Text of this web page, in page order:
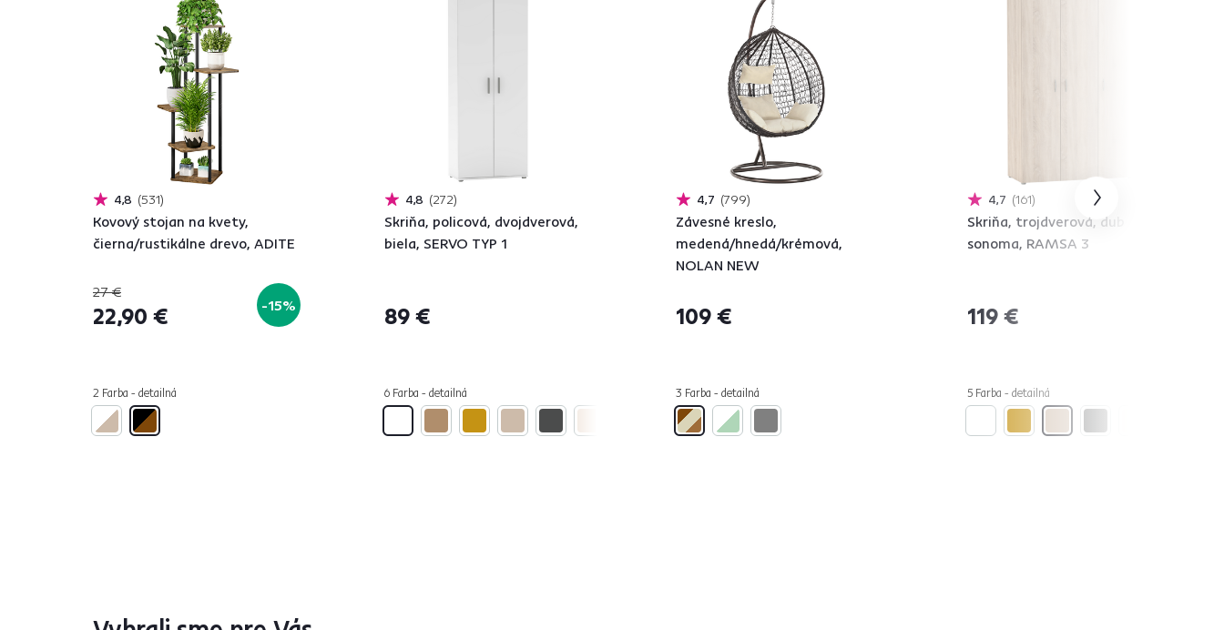
4,8 531
Kovový stojan na kvety,
čierna/rustikálne drevo, ADITE
27 €
22,90 € -15%
2 Farba - detailná
4,8 272
Skriňa, policová, dvojdverová,
biela, SERVO TYP 1
89 €
6 Farba - detailná
4,7 799
Závesné kreslo,
medená/hnedá/krémová,
NOLAN NEW
109 €
3 Farba - detailná
4,7 161
Skriňa, trojdverová, dub
sonoma, RAMSA 3
119 €
5 Farba - detailná